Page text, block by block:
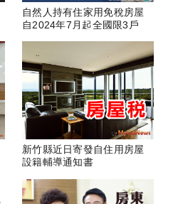
自然人持有住家用免稅房屋
自2024年7月起全國限3戶
新竹縣近日寄發自住用房屋
設籍輔導通知書